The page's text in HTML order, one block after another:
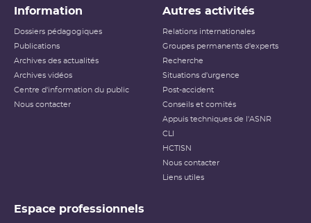
Information
Dossiers pédagogiques
Publications
Archives des actualités
Archives vidéos
Centre d'information du public
Nous contacter
Autres activités
Relations internationales
Groupes permanents d'experts
Recherche
Situations d'urgence
Post-accident
Conseils et comités
Appuis techniques de l'ASNR
CLI
HCTISN
Nous contacter
Liens utiles
Espace professionnels